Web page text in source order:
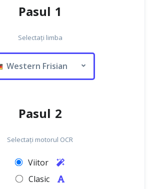
Pasul 1
Selectați limba
Western Frisian
Pasul 2
Selectați motorul OCR
Viitor
Clasic